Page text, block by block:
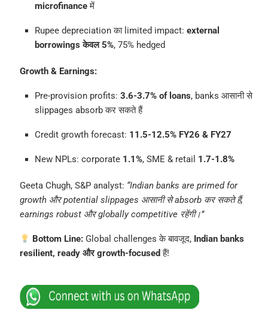
microfinanceमें
Rupee depreciation का limited impact: external
borrowings केवल 5%, 75% hedged
Growth & Earnings:
Pre-provision profits: 3.6-3.7% of loans, banks आसानी से
slippages absorb कर सकते हैं
Credit growth forecast: 11.5-12.5% FY26 & FY27
New NPLs: corporate 1.1%, SME & retail 1.7-1.8%
Geeta Chugh, S&P analyst: “Indian banks are primed for
growth और potential slippages आसानी से absorb कर सकते हैं,
earnings robust और globally competitive रहेंगी।”
Bottom Line: Global challenges के बावजूद, Indian banks
resilient, ready और growth-focused हैं!